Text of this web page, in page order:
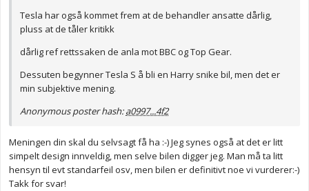
Tesla har også kommet frem at de behandler ansatte dårlig,
pluss at de tåler kritikk
dårlig ref rettssaken de anla mot BBC og Top Gear.
Dessuten begynner Tesla S å bli en Harry snike bil, men det er
min subjektive mening.
Anonymous poster hash:a0997...4f2
Meningen din skal du selvsagt få ha :-) Jeg synes også at det er litt
simpelt design innveldig, men selve bilen digger jeg. Man må ta litt
hensyn til evt standarfeil osv, men bilen er definitivt noe vi vurderer:-)
Takk for svar!